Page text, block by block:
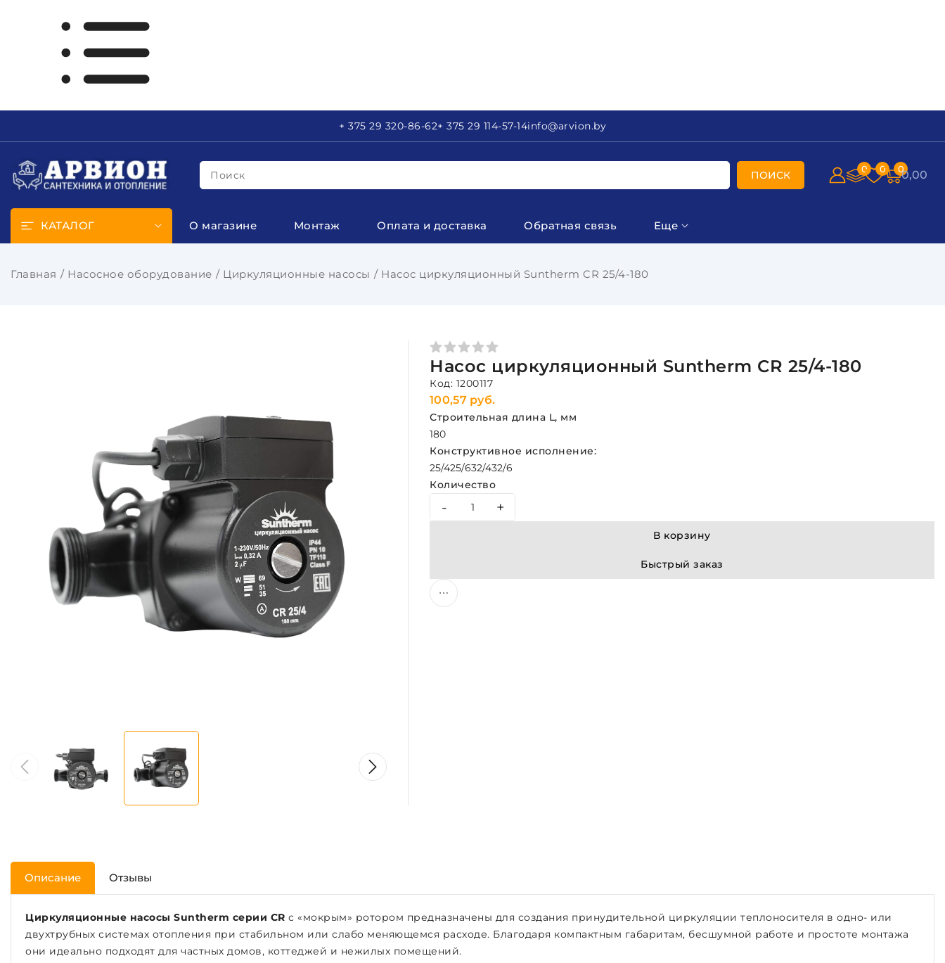
+ 375 29 320-86-62+ 375 29 114-57-14info@arvion.by
Поиск ПОИСК 0 0 00,00
КАТАЛОГ О магазине Монтаж Оплата и доставка Обратная связь Еще
Главная Насосное оборудование Циркуляционные насосы Насос циркуляционный Suntherm CR 25/4-180
Насос циркуляционный Suntherm CR 25/4-180
Код: 1200117
100,57 руб.
Строительная длина L, мм
180
Конструктивное исполнение:
25/425/632/432/6
Количество
- +
В корзину
Быстрый заказ
Описание Отзывы
Циркуляционные насосы Suntherm серии CR с «мокрым» ротором предназначены для создания принудительной циркуляции теплоносителя в одно- или
двухтрубных системах отопления при стабильном или слабо меняющемся расходе. Благодаря компактным габаритам, бесшумной работе и простоте монтажа
они идеально подходят для частных домов, коттеджей и нежилых помещений.